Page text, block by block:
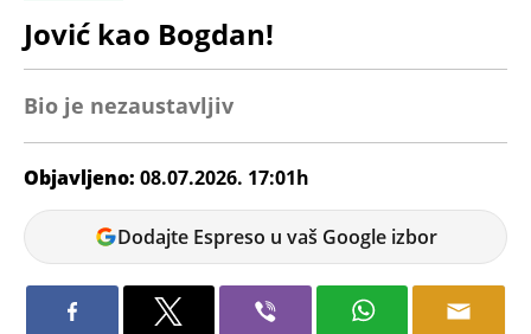
Jović kao Bogdan!
Bio je nezaustavljiv
Objavljeno: 08.07.2026. 17:01h
Andrej
Kosić
Dodajte Espreso u vaš Google izbor